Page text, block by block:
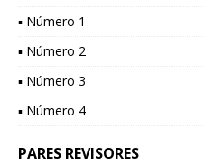
▪ Número 1
▪ Número 2
▪ Número 3
▪ Número 4
PARES REVISORES